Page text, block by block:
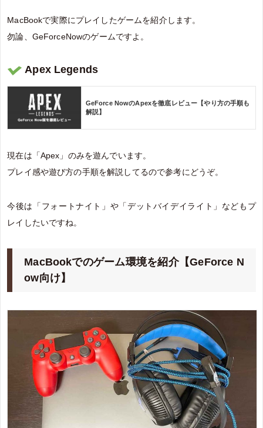
MacBookで実際にプレイしたゲームを紹介します。
勿論、GeForceNowのゲームですよ。
Apex Legends
GeForce NowのApexを徹底レビュー【やり方の手順も
解説】
現在は「Apex」のみを遊んでいます。
プレイ感や遊び方の手順を解説してるので参考にどうぞ。
今後は「フォートナイト」や「デットバイデイライト」などもプ
レイしたいですね。
MacBookでのゲーム環境を紹介【GeForce N
ow向け】